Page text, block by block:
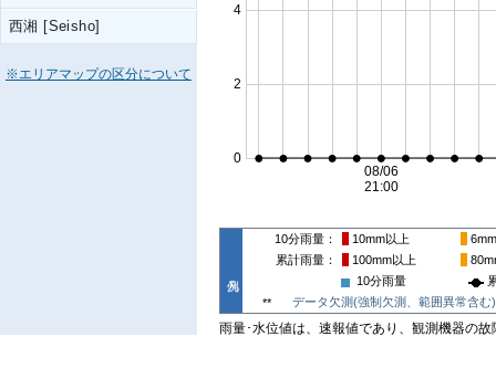
西湘 [Seisho]
※エリアマップの区分について
10分雨量 10mm以上
6mm
累計雨量
100mm以上
10分雨量
**
データ欠測(強制欠測、範囲異常含む)
雨量･水位値は、速報値であり、観測機器の